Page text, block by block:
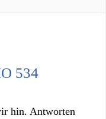
534
hin. Antworten